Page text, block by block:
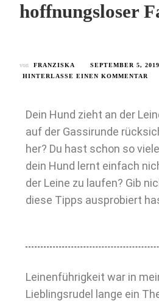
hoffnungsloser
von FRANZISKA
SEPTEMBER 5, 2019
HINTERLASSE EINEN KOMMENTAR
Dein Hund zieht an der
auf der Gassirunde
her? Du hast schon so
dein Hund lernt einfach
der Leine zu laufen? Gib
diese Tipps ausprobiert
Leinenführigkeit war in
Lieblingsrudel lange ein